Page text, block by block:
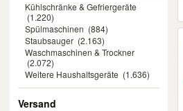
Kühlschränke & Gefriergeräte
(1.220)
Spülmaschinen (884)
Staubsauger (2.163)
Waschmaschinen & Trockner
(2.072)
Weitere Haushaltsgeräte (1.636)
Versand